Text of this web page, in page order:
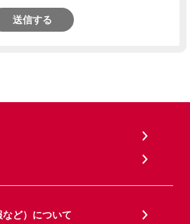
送信する
ど）について